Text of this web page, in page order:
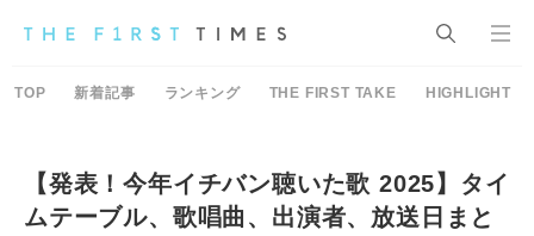
TOP 新着記事 ランキング THE FIRST TAKE HIGHLIGHT
【発表！今年イチバン聴いた歌 2025】タイ
ムテーブル、歌唱曲、出演者、放送日まと